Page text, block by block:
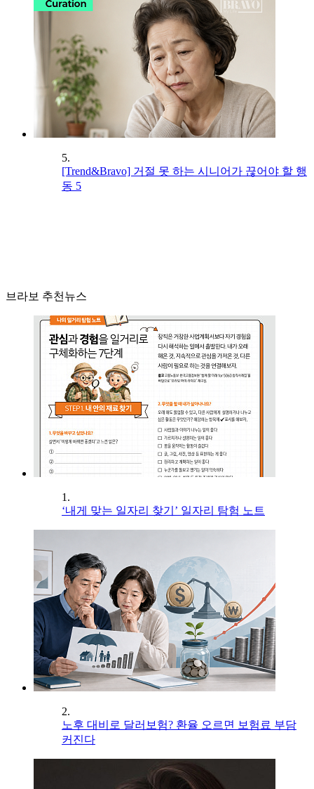
5.
[Trend&Bravo] 거절 못 하는 시니어가 끊어야 할 행
동 5
브라보 추천뉴스
1.
‘내게 맞는 일자리 찾기’ 일자리 탐험 노트
2.
노후 대비로 달러보험? 환율 오르면 보험료 부담
커진다